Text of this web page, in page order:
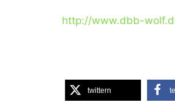
http://www.dbb-
twittern